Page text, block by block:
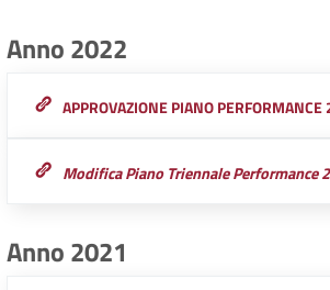
Anno 2022
APPROVAZIONE PIANO
Modifica Piano Triennale Performance
Anno 2021